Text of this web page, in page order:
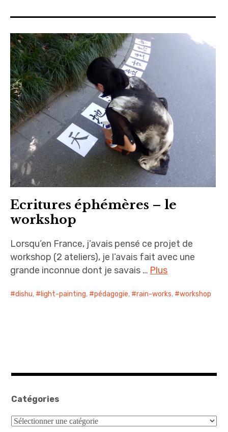
sites & blogs
poésie & cie
workshops & ateliers
Ecritures éphémères – le
workshop
Lorsqu’en France, j’avais pensé ce projet de
workshop (2 ateliers), je l’avais fait avec une
grande inconnue dont je savais … Plus
dishu, light-painting, pédagogie, rain-works, workshop
Catégories
Catégories